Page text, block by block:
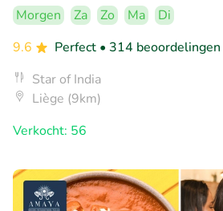
Morgen Za Zo Ma
Di
9.6
Perfect • 314 beoordelingen
Star of India
Liège (9km)
Verkocht: 56